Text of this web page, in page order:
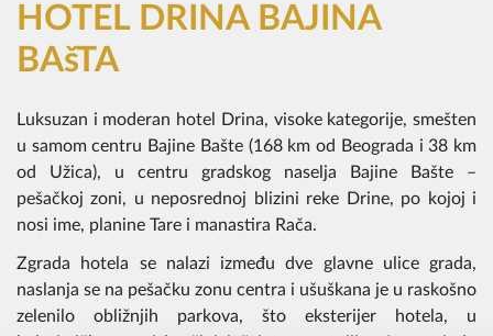
HOTEL DRINA BAJINA
BAšTA
Luksuzan i moderan hotel Drina, visoke kategorije, smešten
u samom centru Bajine Bašte (168 km od Beograda i 38 km
od Užica), u centru gradskog naselja Bajine Bašte –
pešačkoj zoni, u neposrednoj blizini reke Drine, po kojoj i
nosi ime, planine Tare i manastira Rača.
Zgrada hotela se nalazi između dve glavne ulice grada,
naslanja se na pešačku zonu centra i ušuškana je u raskošno
zelenilo obližnjih parkova, što eksterijer hotela, u